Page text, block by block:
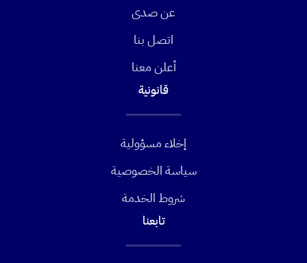
عن صدى
اتصل بنا
أعلن معنا
قانونية
إخلاء مسؤولية
سياسة الخصوصية
شروط الخدمة
تابعنا